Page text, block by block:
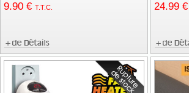
9.90 € T.T.C. 24.99 €